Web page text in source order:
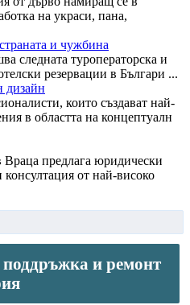
на украси, пана,
и чужбина
следната туроператорска и
резервации в Българи ...
дизайн
които създават най-
в областта на концептуалн
Враца предлага юридически
от най-високо
поддръжка и ремонт